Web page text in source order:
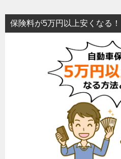
保険料が5万円以上安くなる！